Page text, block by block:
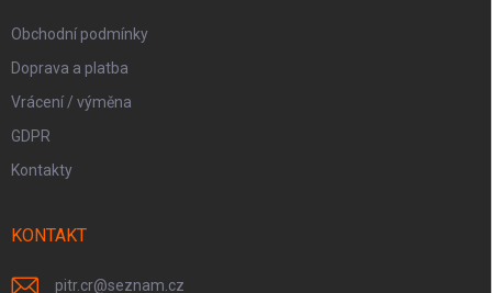
Obchodní podmínky
Doprava a platba
Vrácení / výměna
GDPR
Kontakty
KONTAKT
pitr.cr@seznam.cz